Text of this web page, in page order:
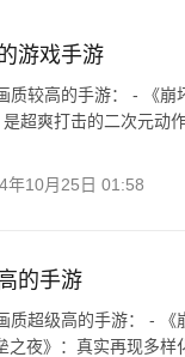
旅……
游戏手游
质较高的手游： - 《
是超爽打击的二次元
年10月25日 01:58
的手游
质超级高的手游： -
之夜》：真实再现多